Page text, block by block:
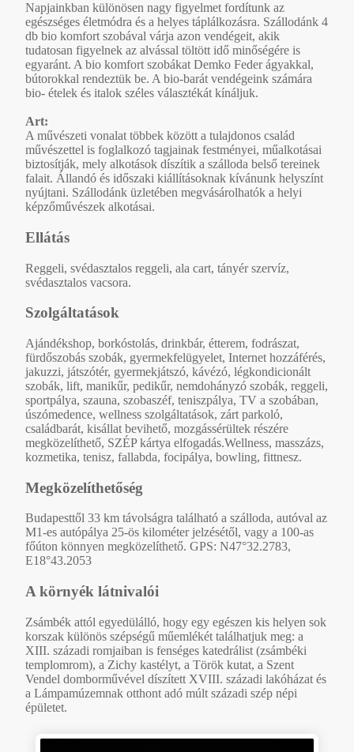
Napjainkban különösen nagy figyelmet fordítunk az
egészséges életmódra és a helyes táplálkozásra. Szállodánk 4
db bio komfort szobával várja azon vendégeit, akik
tudatosan figyelnek az alvással töltött idő minőségére is
egyaránt. A bio komfort szobákat Demko Feder ágyakkal,
bútorokkal rendeztük be. A bio-barát vendégeink számára
bio- ételek és italok széles választékát kínáljuk.
Art:
A művészeti vonalat többek között a tulajdonos család
művészettel is foglalkozó tagjainak festményei, műalkotásai
biztosítják, mely alkotások díszítik a szálloda belső tereinek
falait. Állandó és időszaki kiállításoknak kívánunk helyszínt
nyújtani. Szállodánk üzletében megvásárolhatók a helyi
képzőművészek alkotásai.
Ellátás
Reggeli, svédasztalos reggeli, ala cart, tányér szervíz,
svédasztalos vacsora.
Szolgáltatások
Ajándékshop, borkóstolás, drinkbár, étterem, fodrászat,
fürdőszobás szobák, gyermekfelügyelet, Internet hozzáférés,
jakuzzi, játszótér, gyermekjátszó, kávézó, légkondicionált
szobák, lift, manikűr, pedikűr, nemdohányzó szobák, reggeli,
sportpálya, szauna, szobaszéf, teniszpálya, TV a szobában,
úszómedence, wellness szolgáltatások, zárt parkoló,
családbarát, kisállat bevihető, mozgássérültek részére
megközelíthető, SZÉP kártya elfogadás.Wellness, masszázs,
kozmetika, tenisz, fallabda, focipálya, bowling, fittnesz.
Megközelíthetőség
Budapesttől 33 km távolságra található a szálloda, autóval az
M1-es autópálya 25-ös kilométer jelzésétől, vagy a 100-as
főúton könnyen megközelíthető. GPS: N47°32.2783,
E18°43.2053
A környék látnivalói
Zsámbék attól egyedülálló, hogy egy egészen kis helyen sok
korszak különös szépségű műemlékét találhatjuk meg: a
XIII. századi romjaiban is fenséges katedrálist (zsámbéki
templomrom), a Zichy kastélyt, a Török kutat, a Szent
Vendel domborművével díszített XVIII. századi lakóházat és
a Lámpamúzemnak otthont adó múlt századi szép népi
épületet.